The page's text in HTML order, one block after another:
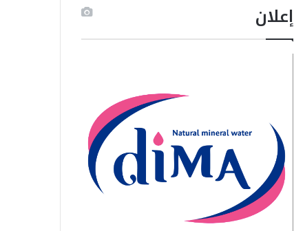
إعلان